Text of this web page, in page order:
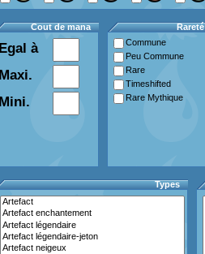
Cout de mana
Egal à
Maxi.
Mini.
Rareté
Commune
Peu Commune
Rare
Timeshifted
Rare Mythique
Types